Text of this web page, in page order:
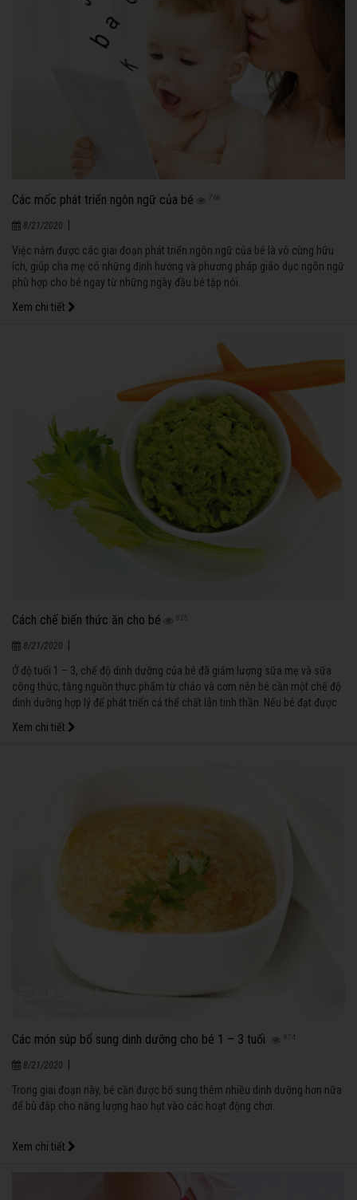
Các mốc phát triển ngôn ngữ của bé 768
8/21/2020
Việc nắm được các giai đoạn phát triển ngôn ngữ của bé là vô cùng hữu
ích, giúp cha mẹ có những định hướng và phương pháp giáo dục ngôn ngữ
phù hợp cho bé ngay từ những ngày đầu bé tập nói.
Xem chi tiết
Cách chế biến thức ăn cho bé 825
8/21/2020 |
Ở độ tuổi 1 – 3, chế độ dinh dưỡng của bé đã giảm lượng sữa mẹ và sữa
công thức, tăng nguồn thực phẩm từ cháo và cơm nên bé cần một chế độ
dinh dưỡng hợp lý để phát triển cả thể chất lẫn tinh thần. Nếu bé đạt được
chăm sóc bé đúng cách rồi đấy!
Xem chi tiết
Các món súp bổ sung dinh dưỡng cho bé 1 – 3 tuổi 874
8/21/2020
Trong giai đoạn này, bé cần được bổ sung thêm nhiều dinh dưỡng hơn nữa
để bù đắp cho năng lượng hao hụt vào các hoạt động chơi.
Xem chi tiết